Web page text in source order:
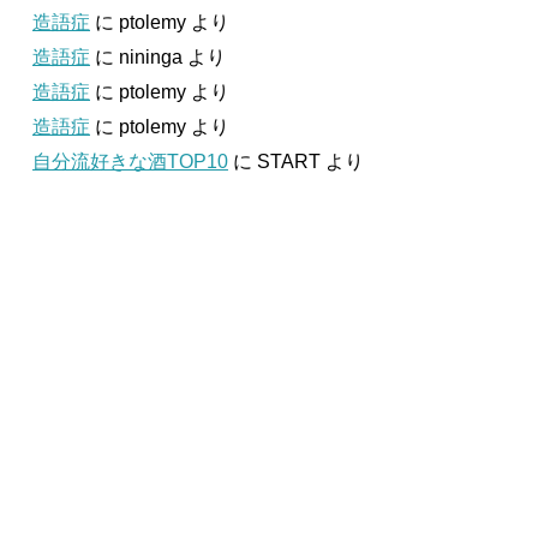
造語症 に ptolemy より
造語症 に nininga より
造語症 に ptolemy より
造語症 に ptolemy より
自分流好きな酒TOP10 に START より